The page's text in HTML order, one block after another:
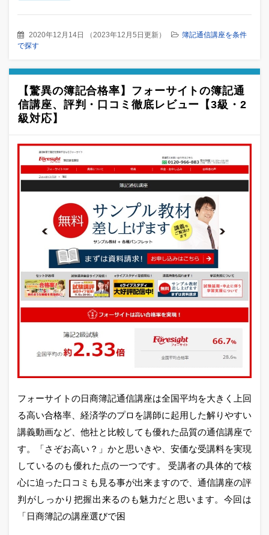
2020年12月14日 （2023年12月5日更新）
簿記通信講座を条件
で探す
【驚異の簿記合格率】フォーサイトの簿記通
信講座、評判・口コミ徹底レビュー【3級・2
級対応】
フォーサイトの日商簿記通信講座は全国平均を大きく上回
る高い合格率、経済学のプロを講師に起用した解りやすい
講義動画など、他社と比較しても優れた品質の通信講座で
す。「さぞお高い？」かと思いきや、安価な受講料を実現
しているのも優れた点の一つです。 受講者の具体的で核
心に迫った口コミも見る事が出来ますので、通信講座の評
判がしっかり把握出来るのも魅力だと思います。今回は
「日商簿記の講座選びで困